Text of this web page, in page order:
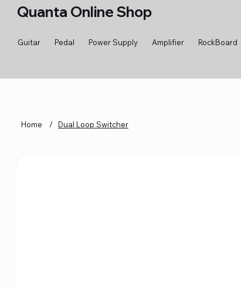
Quanta Online Shop
Guitar Pedal Power Supply Amplifier RockBoard
Home / Dual Loop Switcher